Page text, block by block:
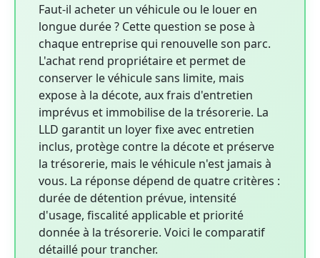
Faut-il acheter un véhicule ou le louer en
longue durée ? Cette question se pose à
chaque entreprise qui renouvelle son parc.
L'achat rend propriétaire et permet de
conserver le véhicule sans limite, mais
expose à la décote, aux frais d'entretien
imprévus et immobilise de la trésorerie. La
LLD garantit un loyer fixe avec entretien
inclus, protège contre la décote et préserve
la trésorerie, mais le véhicule n'est jamais à
vous. La réponse dépend de quatre critères :
durée de détention prévue, intensité
d'usage, fiscalité applicable et priorité
donnée à la trésorerie. Voici le comparatif
détaillé pour trancher.